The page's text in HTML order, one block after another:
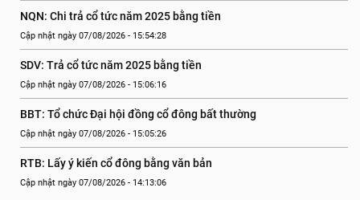
NQN: Chi trả cổ tức năm 2025 bằng tiền
Cập nhật ngày 07/08/2026 - 15:54:28
SDV: Trả cổ tức năm 2025 bằng tiền
Cập nhật ngày 07/08/2026 - 15:06:16
BBT: Tổ chức Đại hội đồng cổ đông bất thường
Cập nhật ngày 07/08/2026 - 15:05:26
RTB: Lấy ý kiến cổ đông bằng văn bản
Cập nhật ngày 07/08/2026 - 14:13:06